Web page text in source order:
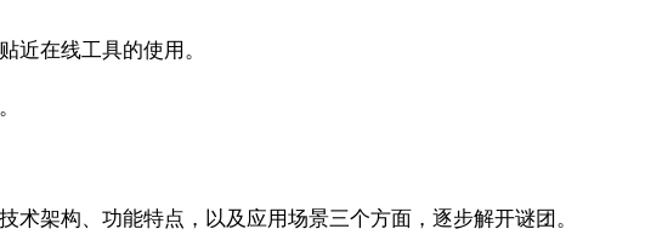
近在线工具的使用。
架构、功能特点，以及应用场景三个方面，逐步解开谜团。